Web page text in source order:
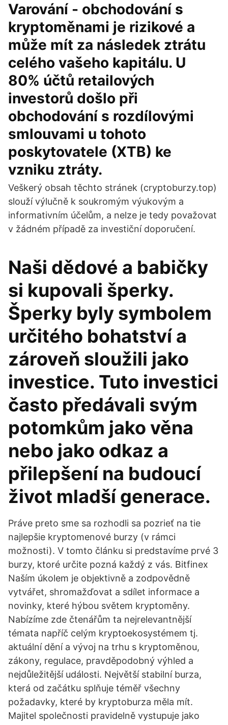
Varování - obchodování s
kryptoměnami je rizikové a
může mít za následek ztrátu
celého vašeho kapitálu. U
80% účtů retailových
investorů došlo při
obchodování s rozdílovými
smlouvami u tohoto
poskytovatele (XTB) ke
vzniku ztráty.
Veškerý obsah těchto stránek (cryptoburzy.top)
slouží výlučně k soukromým výukovým a
informativním účelům, a nelze je tedy považovat
v žádném případě za investiční doporučení.
Naši dědové a babičky
si kupovali šperky.
Šperky byly symbolem
určitého bohatství a
zároveň sloužili jako
investice. Tuto investici
často předávali svým
potomkům jako věna
nebo jako odkaz a
přilepšení na budoucí
život mladší generace.
Práve preto sme sa rozhodli sa pozrieť na tie
najlepšie kryptomenové burzy (v rámci
možnosti). V tomto článku si predstavíme prvé 3
burzy, ktoré určite pozná každý z vás. Bitfinex
Naším úkolem je objektivně a zodpovědně
vytvářet, shromažďovat a sdílet informace a
novinky, které hýbou světem kryptoměny.
Nabízíme zde čtenářům ta nejrelevantnější
témata napříč celým kryptoekosystémem tj.
aktuální dění a vývoj na trhu s kryptoměnou,
zákony, regulace, pravděpodobný výhled a
nejdůležitější události. Největší stabilní burza,
která od začátku splňuje téměř všechny
požadavky, které by kryptoburza měla mít.
Majitel společnosti pravidelně vystupuje jako